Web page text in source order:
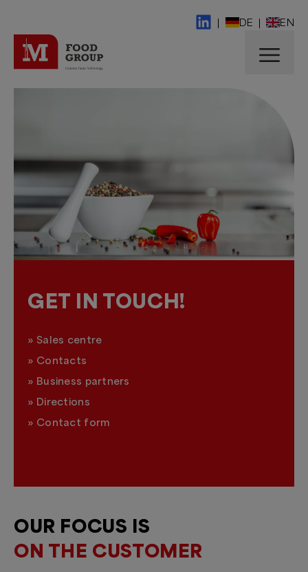
| DE | EN
GET IN TOUCH!
» Sales centre
» Contacts
» Business partners
» Directions
» Contact form
OUR FOCUS IS
ON THE CUSTOMER